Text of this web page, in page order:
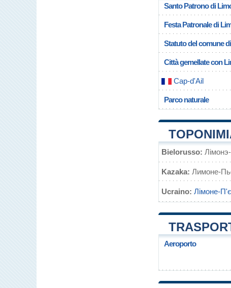
Santo Patrono di
Festa Patronale di
Statuto del comune
Città gemellate con
Cap-d'Ail
Parco naturale
Bielorusso:
Kazaka: Лимоне-
Ucraino: Лімоне-
Aeroporto